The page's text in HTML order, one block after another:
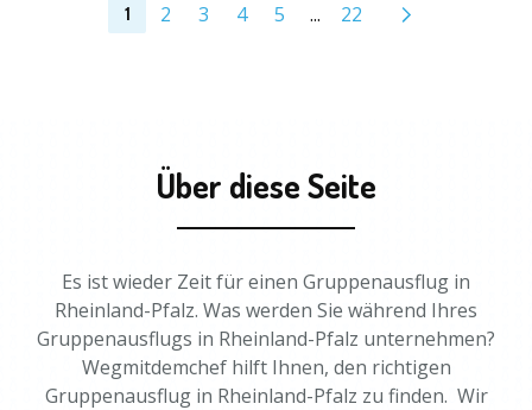
1 2 3 4 5 ... 22
Über diese Seite
Es ist wieder Zeit für einen Gruppenausflug in
Rheinland-Pfalz. Was werden Sie während Ihres
Gruppenausflugs in Rheinland-Pfalz unternehmen?
Wegmitdemchef hilft Ihnen, den richtigen
Gruppenausflug in Rheinland-Pfalz zu finden. Wir